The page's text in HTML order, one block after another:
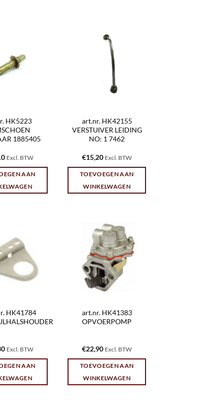
HK5223
1885405
Excl. BTW
AAN
art.nr. HK42155
VERSTUIVER LEIDING
NO: 1 7462
€15,20 Excl. BTW
TOEVOEGEN AAN
WINKELWAGEN
HK41784
Excl. BTW
AAN
art.nr. HK41383
OPVOERPOMP
€22,90 Excl. BTW
TOEVOEGEN AAN
WINKELWAGEN